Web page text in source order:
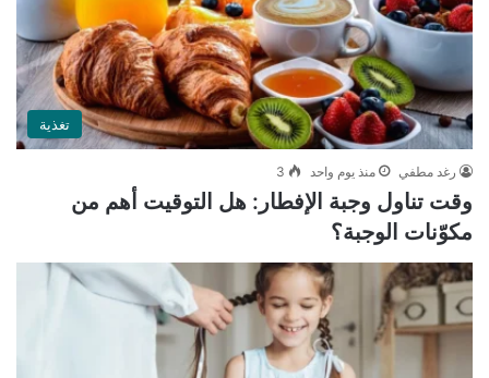
تغذية
رغد مطفي منذ يوم واحد 3
وقت تناول وجبة الإفطار: هل التوقيت أهم من
مكوّنات الوجبة؟